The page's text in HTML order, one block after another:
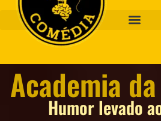
Academia
Humor levado